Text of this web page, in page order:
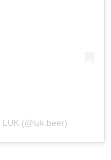
(@luk.beer)